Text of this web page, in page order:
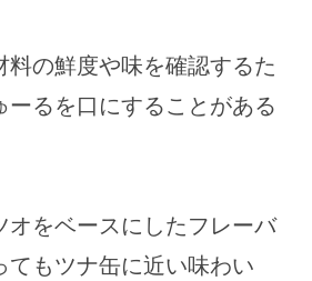
料の鮮度や味を確認するた
ーるを口にすることがある
オをベースにしたフレーバ
てもツナ缶に近い味わい